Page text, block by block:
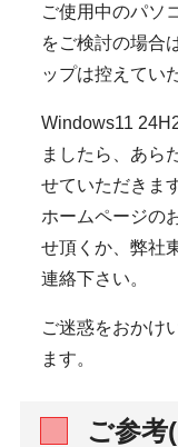
ご使用中のパソ
をご検討の場合
ップは控えてい
Windows11
ましたら、あら
せていただきま
ホームページの
せ頂くか、弊社
連絡下さい。
ご迷惑をおかけ
ます。
ご参考